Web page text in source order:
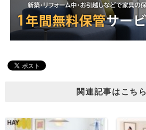
関連記事はこちら